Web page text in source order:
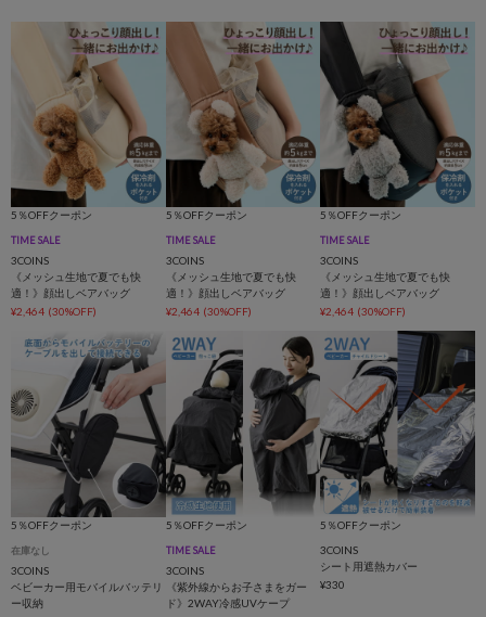
5％OFFクーポン
TIME SALE
3COINS
《メッシュ生地で夏でも快
適！》顔出しベアバッグ
¥2,464 (30%OFF)
5％OFFクーポン
TIME SALE
3COINS
《メッシュ生地で夏でも快
適！》顔出しベアバッグ
¥2,464 (30%OFF)
5％OFFクーポン
TIME SALE
3COINS
《メッシュ生地で夏でも快
適！》顔出しベアバッグ
¥2,464 (30%OFF)
5％OFFクーポン
在庫なし
3COINS
ベビーカー用モバイルバッテリ
ー収納
5％OFFクーポン
TIME SALE
3COINS
《紫外線からお子さまをガー
ド》2WAY冷感UVケープ
5％OFFクーポン
3COINS
シート用遮熱カバー
¥330